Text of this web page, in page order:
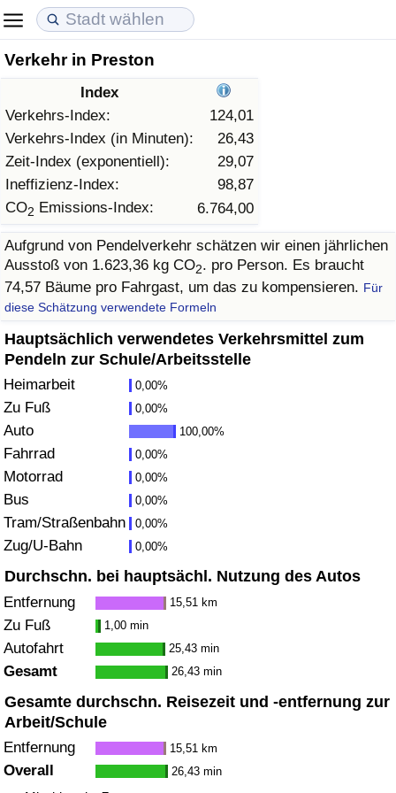
Verkehr in Preston
Index
Verkehrs-Index:
124,01
Verkehrs-Index (in Minuten):
26,43
Zeit-Index (exponentiell):
29,07
Ineffizienz-Index:
98,87
CO2 Emissions-Index: 6.764,00
Aufgrund von Pendelverkehr schätzen wir einen jährlichen
Ausstoß von 1.623,36 kg CO2. pro Person. Es braucht
74,57 Bäume pro Fahrgast, um das zu kompensieren. Für
diese Schätzung verwendete Formeln
Hauptsächlich verwendetes Verkehrsmittel zum
Pendeln zur Schule/Arbeitsstelle
Heimarbeit 0,00%
Zu Fuß 0,00%
Auto 100,00%
Fahrrad 0,00%
Motorrad 0,00%
Bus 0,00%
Tram/Straßenbahn 0,00%
Zug/U-Bahn 0,00%
Durchschn. bei hauptsächl. Nutzung des Autos
Entfernung 15,51 km
Zu Fuß 1,00 min
Autofahrt 25,43 min
Gesamt 26,43 min
Gesamte durchschn. Reisezeit und -entfernung zur
Arbeit/Schule
Entfernung 15,51 km
Overall 26,43 min
Lebenshaltungskosten
Lebenshaltungskosten-Index (aktuell)
Lebenshaltungskosten-Index
Lebenshaltungskosten-Index nach Land
in Akaba
Immobilienpreise
Immobilienpreis-Index (aktuell)
Immobilienpreis-Index
Immobilienpreis-Index nach Land
Lebensqualität
Lebensqualität-Index
Lebensqualität-Index (aktuell)
Lebensqualitätsindex nach Land
Kriminalität
Kriminalitäts-Index (aktuell)
Kriminalitäts-Index
Kriminalitätsindex nach Land
Gesundheitsversorgung
Gesundheitsversorgungs-Index (aktuell)
Gesundheitsversorgungs-Index
Umweltverschmutzung
Umweltverschmutzungs-Index (aktuell)
Verschmutzungsindex
Umweltverschmutzungs-Index nach Land
Verkehr